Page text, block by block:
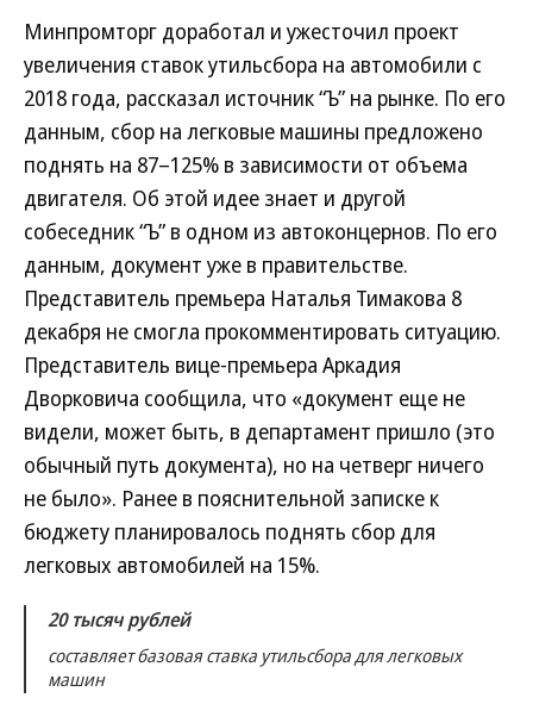
Минпромторг доработал и ужесточил проект
увеличения ставок утильсбора на автомобили с
2018 года, рассказал источник “Ъ” на рынке. По его
данным, сбор на легковые машины предложено
поднять на 87–125% в зависимости от объема
двигателя. Об этой идее знает и другой
собеседник “Ъ” в одном из автоконцернов. По его
данным, документ уже в правительстве.
Представитель премьера Наталья Тимакова 8
декабря не смогла прокомментировать ситуацию.
Представитель вице-премьера Аркадия
Дворковича сообщила, что «документ еще не
видели, может быть, в департамент пришло (это
обычный путь документа), но на четверг ничего
не было». Ранее в пояснительной записке к
бюджету планировалось поднять сбор для
легковых автомобилей на 15%.
20 тысяч рублей
составляет базовая ставка утильсбора для легковых
машин